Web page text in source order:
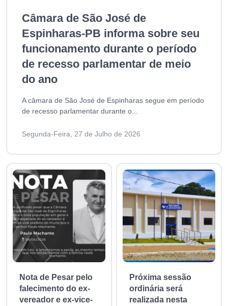
Câmara de São José de
Espinharas-PB informa sobre seu
funcionamento durante o período
de recesso parlamentar de meio
do ano
A câmara de São José de Espinharas segue em período
de recesso parlamentar durante o...
Segunda-Feira, 27 de Julho de 2026
Nota de Pesar pelo
falecimento do ex-
vereador e ex-vice-
Próxima sessão
ordinária será
realizada nesta